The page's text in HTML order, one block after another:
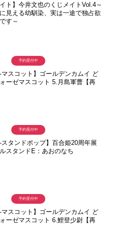
イト】今井文也のくじメイトVol.4～
見える幼馴染、実は一途で独占欲
す～
-マスコット】ゴールデンカムイ ど
ーゼマスコット 5.月島軍曹【再
予約受付中
-スタンドポップ】百合姫20周年展
スタンドE：あおのなち
予約受付中
-マスコット】ゴールデンカムイ ど
ーゼマスコット 6.鯉登少尉【再
予約受付中